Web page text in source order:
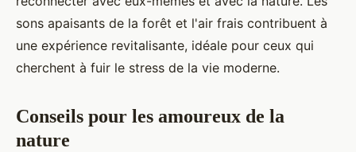
sons apaisants de la forêt et l'air frais contribuent à
une expérience revitalisante, idéale pour ceux qui
cherchent à fuir le stress de la vie moderne.
Conseils pour les amoureux de la
nature